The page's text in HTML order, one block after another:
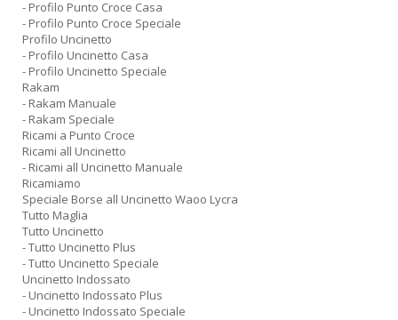
- Profilo Punto Croce Casa
- Profilo Punto Croce Speciale
Profilo Uncinetto
- Profilo Uncinetto Casa
- Profilo Uncinetto Speciale
Rakam
- Rakam Manuale
- Rakam Speciale
Ricami a Punto Croce
Ricami all Uncinetto
- Ricami all Uncinetto Manuale
Ricamiamo
Speciale Borse all Uncinetto Waoo Lycra
Tutto Maglia
Tutto Uncinetto
- Tutto Uncinetto Plus
- Tutto Uncinetto Speciale
Uncinetto Indossato
- Uncinetto Indossato Plus
- Uncinetto Indossato Speciale